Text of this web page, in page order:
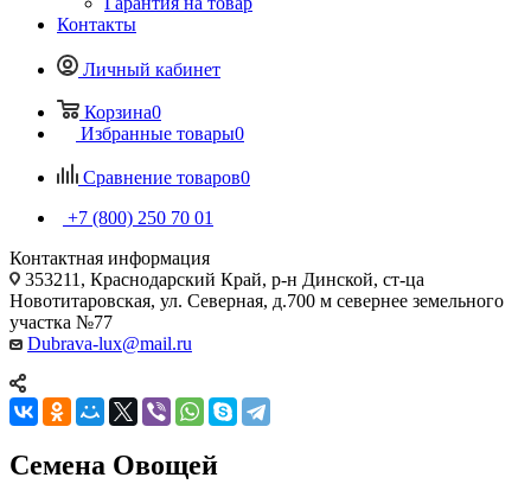
Контакты
Личный кабинет
Корзина0
Избранные товары0
Сравнение товаров0
+7 (800) 250 70 01
Контактная информация
353211, Краснодарский Край, р-н Динской, ст-ца
Новотитаровская, ул. Северная, д.700 м севернее земельного
участка №77
Dubrava-lux@mail.ru
Семена Овощей